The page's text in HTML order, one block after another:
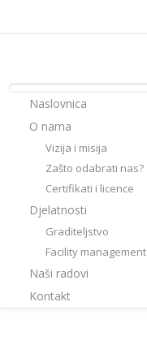
Naslovnica
O nama
Vizija i misija
Zašto odabrati nas?
Certifikati i licence
Djelatnosti
Graditeljstvo
Facility management
Naši radovi
Kontakt